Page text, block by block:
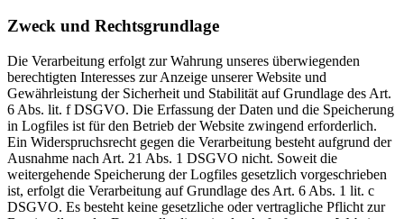
Zweck und Rechtsgrundlage
Die Verarbeitung erfolgt zur Wahrung unseres überwiegenden
berechtigten Interesses zur Anzeige unserer Website und
Gewährleistung der Sicherheit und Stabilität auf Grundlage des Art.
6 Abs. lit. f DSGVO. Die Erfassung der Daten und die Speicherung
in Logfiles ist für den Betrieb der Website zwingend erforderlich.
Ein Widerspruchsrecht gegen die Verarbeitung besteht aufgrund der
Ausnahme nach Art. 21 Abs. 1 DSGVO nicht. Soweit die
weitergehende Speicherung der Logfiles gesetzlich vorgeschrieben
ist, erfolgt die Verarbeitung auf Grundlage des Art. 6 Abs. 1 lit. c
DSGVO. Es besteht keine gesetzliche oder vertragliche Pflicht zur